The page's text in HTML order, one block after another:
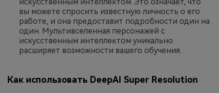
вы можете спросить известную личность о его
работе, и она предоставит подробности один на
один. Мультивселенная персонажей с
искусственным интеллектом уникально
расширяет возможности вашего обучения.
Как использовать DeepAI Super Resolution